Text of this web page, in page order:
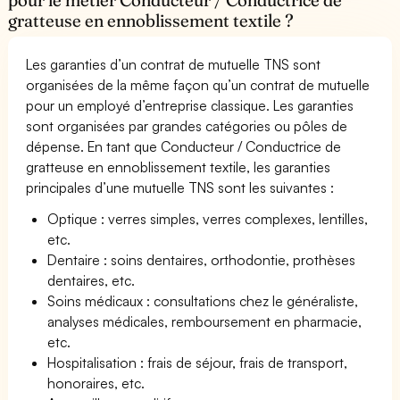
gratteuse en ennoblissement textile ?
Les garanties d’un contrat de mutuelle TNS sont
organisées de la même façon qu’un contrat de mutuelle
pour un employé d’entreprise classique. Les garanties
sont organisées par grandes catégories ou pôles de
dépense. En tant que Conducteur / Conductrice de
gratteuse en ennoblissement textile, les garanties
principales d’une mutuelle TNS sont les suivantes :
Optique : verres simples, verres complexes, lentilles,
etc.
Dentaire : soins dentaires, orthodontie, prothèses
dentaires, etc.
Soins médicaux : consultations chez le généraliste,
analyses médicales, remboursement en pharmacie,
etc.
Hospitalisation : frais de séjour, frais de transport,
honoraires, etc.